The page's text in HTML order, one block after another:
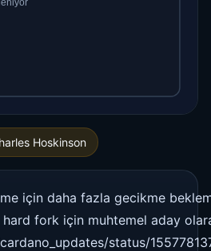
Hoskinson
için daha fazla gecikme
fork için muhtemel aday
status/